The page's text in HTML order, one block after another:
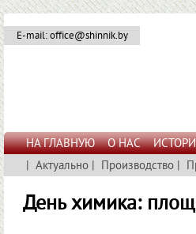
E-mail: office@shinnik.by
НА ГЛАВНУЮ О НАС
| Актуально | Производство |
День химика: